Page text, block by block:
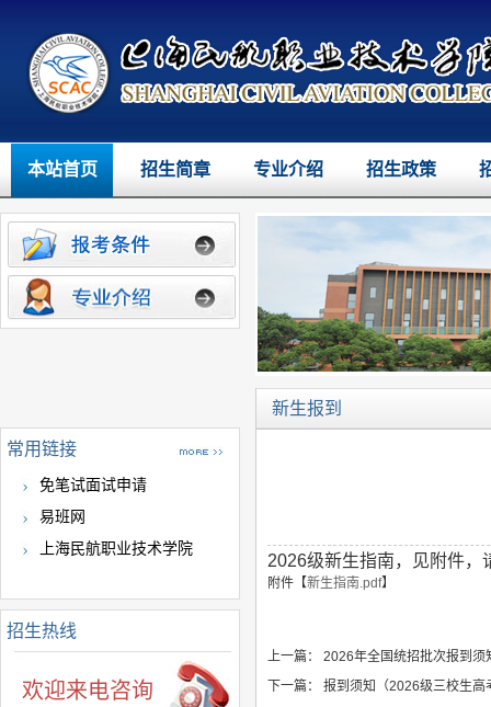
本站首页 招生简章 专业介绍 招生政策
常用链接
免笔试面试申请
易班网
上海民航职业技术学院
招生热线
欢迎来电咨询
新生报到
2026级新生指南，见附件，
附件【新生指南.pdf】
上一篇：
2026年全国统招批次报到须
下一篇：
报到须知（2026级三校生高